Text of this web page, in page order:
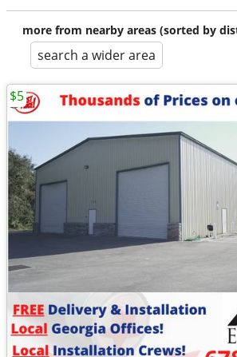
more from nearby areas (sorted by
search a wider area
$5